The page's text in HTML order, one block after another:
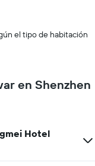
el tipo de habitación
en Shenzhen
Hotel